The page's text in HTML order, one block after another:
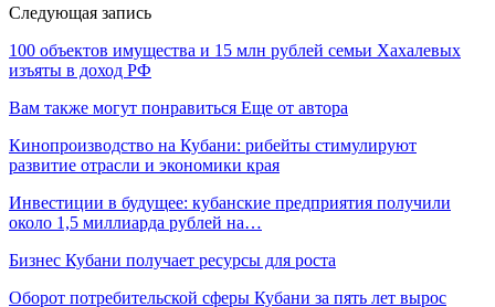
Следующая запись
100 объектов имущества и 15 млн рублей семьи Хахалевых
изъяты в доход РФ
Вам также могут понравиться Еще от автора
Кинопроизводство на Кубани: рибейты стимулируют
развитие отрасли и экономики края
Инвестиции в будущее: кубанские предприятия получили
около 1,5 миллиарда рублей на…
Бизнес Кубани получает ресурсы для роста
Оборот потребительской сферы Кубани за пять лет вырос